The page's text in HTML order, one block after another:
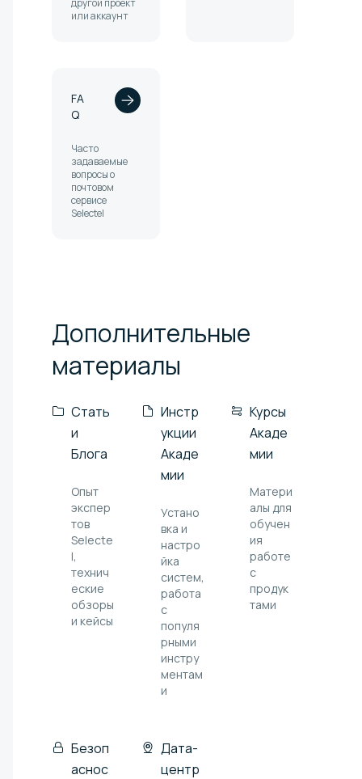
или аккаунт
FA
Q
Часто
задаваемые
вопросы о
почтовом
сервисе
Selectel
Дополнительные
материалы
Стать
и
Блога
Опыт
экспер
тов
Selecte
l,
технич
еские
обзоры
и кейсы
Инстр
укции
Акаде
мии
Устано
вка и
настро
йка
систем,
работа
с
популя
рными
инстру
ментам
и
Курсы
Акаде
мии
Матери
алы для
обучен
ия
работе
с
продук
тами
Безоп
аснос
Дата-
центр